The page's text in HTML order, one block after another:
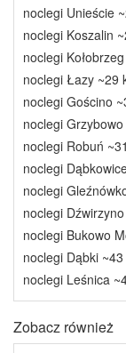
noclegi Unieście
noclegi Koszalin
noclegi
noclegi Łazy ~29
noclegi Gościno
noclegi
noclegi Robuń
noclegi
noclegi
noclegi
noclegi Bukowo
noclegi Dąbki
noclegi Leśnica
Zobacz również